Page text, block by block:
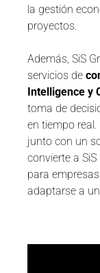
la gestión
proyectos.
Además, SiS
servicios de
Intelligence y
toma de
en tiempo
junto con un
convierte a
para
adaptarse a